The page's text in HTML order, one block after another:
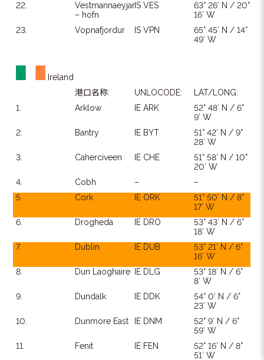
22.
Vestmannaeyjar
– hofn
IS VES
63° 26′ N / 20°
16′ W
23.
Vopnafjordur IS VPN
65° 45′ N / 14°
49′ W
Ireland
港口名称:
UNLOCODE:
LAT/LONG:
1.
Arklow IE ARK
52° 48′ N / 6°
9′ W
2.
Bantry IE BYT
51° 42′ N / 9°
28′ W
3.
Caherciveen IE CHE
51° 58′ N / 10°
20′ W
4.
Cobh –
–
5.
Cork IE ORK
51° 50′ N / 8°
17′ W
6.
Drogheda IE DRO
53° 43′ N / 6°
18′ W
7.
Dublin IE DUB
53° 21′ N / 6°
16′ W
8.
Dun Laoghaire IE DLG
53° 18′ N / 6°
8′ W
9.
Dundalk IE DDK
54° 0′ N / 6°
23′ W
10.
Dunmore East IE DNM
52° 9′ N / 6°
59′ W
11.
Fenit IE FEN
52° 16′ N / 8°
51′ W